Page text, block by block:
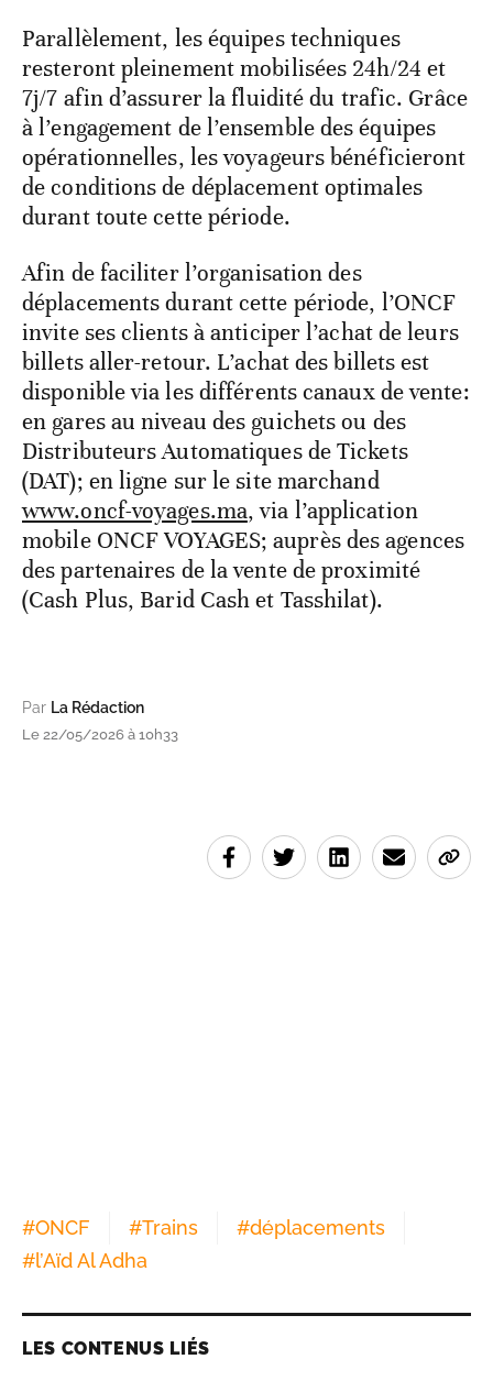
Parallèlement, les équipes techniques
resteront pleinement mobilisées 24h/24 et
7j/7 afin d’assurer la fluidité du trafic. Grâce
à l’engagement de l’ensemble des équipes
opérationnelles, les voyageurs bénéficieront
de conditions de déplacement optimales
durant toute cette période.
Afin de faciliter l’organisation des
déplacements durant cette période, l’ONCF
invite ses clients à anticiper l’achat de leurs
billets aller-retour. L’achat des billets est
disponible via les différents canaux de vente:
en gares au niveau des guichets ou des
Distributeurs Automatiques de Tickets
(DAT); en ligne sur le site marchand
www.oncf-voyages.ma, via l’application
mobile ONCF VOYAGES; auprès des agences
des partenaires de la vente de proximité
(Cash Plus, Barid Cash et Tasshilat).
Par La Rédaction
Le 22/05/2026 à 10h33
#ONCF #Trains #déplacements
#l’Aïd Al Adha
LES CONTENUS LIÉS